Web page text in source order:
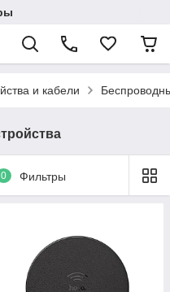
и кабели
0 Фильтры